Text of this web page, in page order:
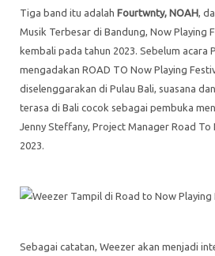
Tiga band itu adalah Fourtwnty, NOAH,
Musik Terbesar di Bandung, Now Playing
kembali pada tahun 2023. Sebelum acara
mengadakan ROAD TO Now Playing
diselenggarakan di Pulau Bali, suasana
terasa di Bali cocok sebagai pembuka
Jenny Steffany, Project Manager Road To
2023.
Sebagai catatan, Weezer akan menjadi